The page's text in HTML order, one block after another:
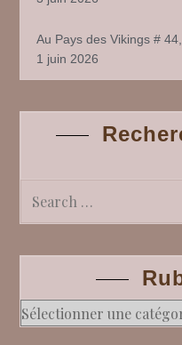
Au Pays des Vikings #
1 juin 2026
Rubriques